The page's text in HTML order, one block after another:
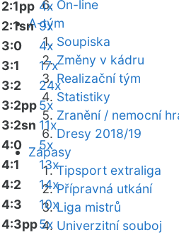
On-line
A-tým
Soupiska
Změny v kádru
Realizační tým
Statistiky
Zranění / nemocní
Dresy 2018/19
Zápasy
Tipsport extraliga
Přípravná utkání
Liga mistrů
Univerzitní souboj
2:1pp 4x
2:1sn 9x
3:0
4x
3:1
17x
3:2
24x
3:2pp5x
3:2sn 11x
4:0
5x
4:1
13x
4:2
14x
4:3
10x
4:3pp5x